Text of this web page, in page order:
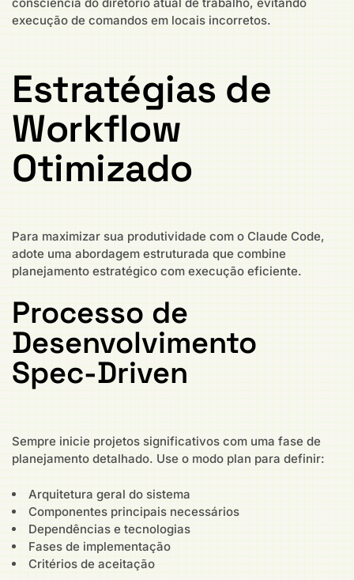
execução de comandos em locais incorretos.
Estratégias de
Workflow
Otimizado
Para maximizar sua produtividade com o Claude Code,
adote uma abordagem estruturada que combine
planejamento estratégico com execução eficiente.
Processo de
Desenvolvimento
Spec-Driven
Sempre inicie projetos significativos com uma fase de
planejamento detalhado. Use o modo plan para definir:
Arquitetura geral do sistema
Componentes principais necessários
Dependências e tecnologias
Fases de implementação
Critérios de aceitação